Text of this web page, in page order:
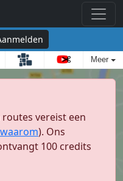
Meer
vereist een
). Ons
100 credits